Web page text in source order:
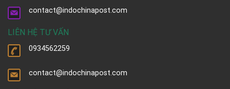
contact@indochinapost.com
LIÊN HỆ TƯ VẤN
0934562259
contact@indochinapost.com